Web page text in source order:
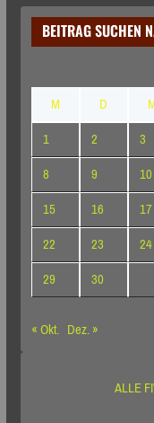
BEITRAG SUCHEN
M
D
1
2 3
8
9 10
15
16 17
22
23 24
29
30
« Okt. Dez. »
ALLE